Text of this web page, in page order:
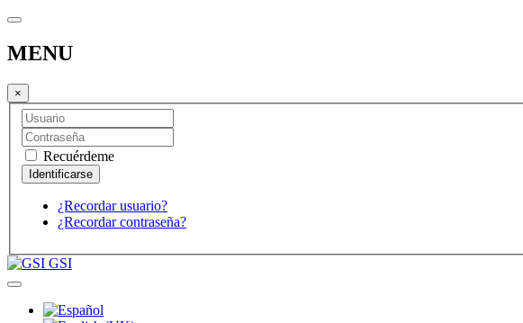
MENU
×
Recuérdeme
¿Recordar usuario?
¿Recordar contraseña?
GSI